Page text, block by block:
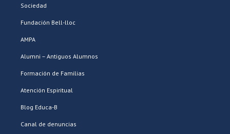
Sociedad
Fundación Bell-lloc
AMPA
Alumni – Antiguos Alumnos
Formación de Familias
Atención Espiritual
Blog Educa-B
Canal de denuncias